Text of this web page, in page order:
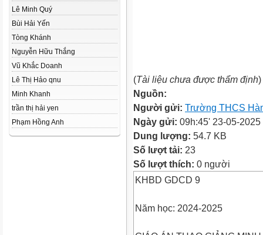
Lê Minh Quý
Bùi Hải Yến
Tòng Khánh
Nguyễn Hữu Thắng
Vũ Khắc Doanh
Lê Thị Hảo qnu
Minh Khanh
trần thị hải yen
Phạm Hồng Anh
(Tài liệu chưa được thẩm định)
Nguồn:
Người gửi: Trường THCS
Ngày gửi: 09h:45' 23-05-2025
Dung lượng: 54.7 KB
Số lượt tải: 23
Số lượt thích: 0 người
KHBD GDCD 9
Năm học: 2024-2025